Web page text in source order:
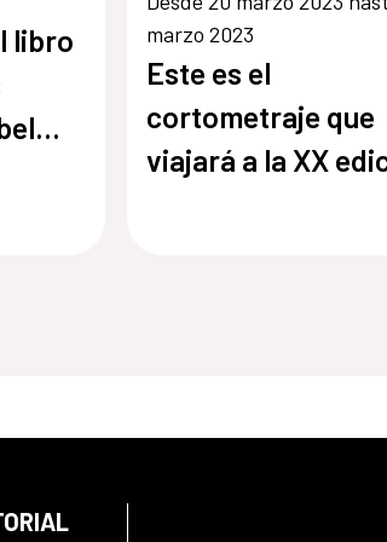
libro
marzo 2023
Este es el
cortometraje que
viajará a la XX